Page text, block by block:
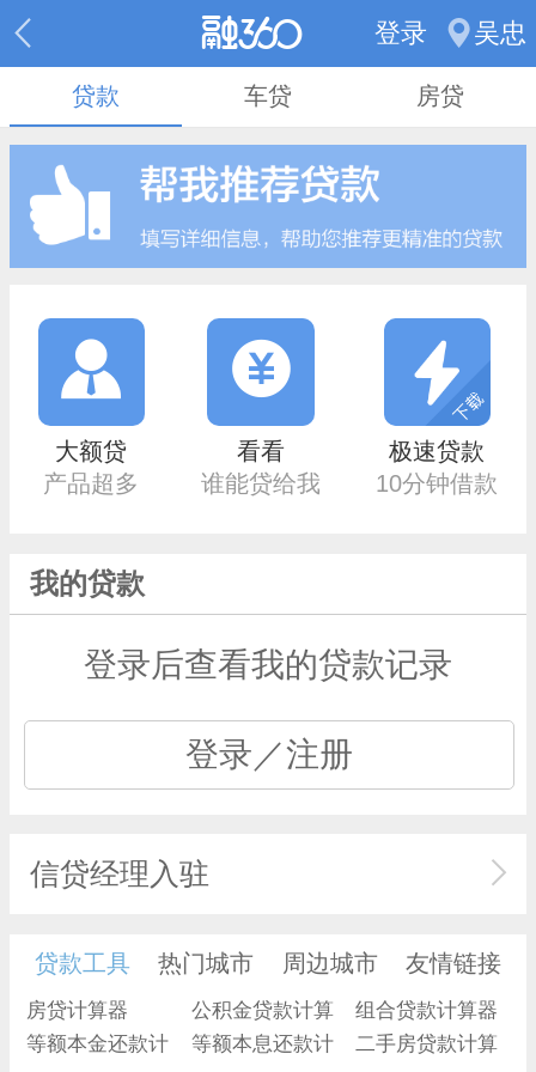
登录 吴忠
贷款 车贷 房贷
大额贷
产品超多
看看
谁能贷给我
极速贷款
10分钟借款
我的贷款
登录后查看我的贷款记录
登录／注册
信贷经理入驻
贷款工具 热门城市 周边城市 友情链接
房贷计算器
公积金贷款计算
器
组合贷款计算器
等额本金还款计
等额本息还款计
二手房贷款计算